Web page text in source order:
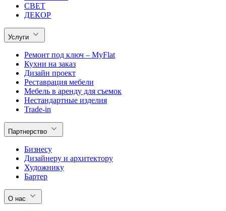
СВЕТ
ДЕКОР
Услуги
Ремонт под ключ – MyFlat
Кухни на заказ
Дизайн проект
Реставрация мебели
Мебель в аренду для съемок
Нестандартные изделия
Trade-in
Партнерство
Бизнесу
Дизайнеру и архитектору
Художнику
Бартер
О нас